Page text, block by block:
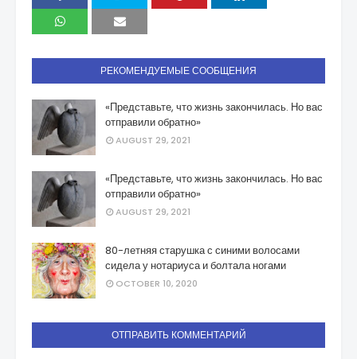
РЕКОМЕНДУЕМЫЕ СООБЩЕНИЯ
«Представьте, что жизнь закончилась. Но вас
отправили обратно»
AUGUST 29, 2021
«Представьте, что жизнь закончилась. Но вас
отправили обратно»
AUGUST 29, 2021
80-летняя старушка с синими волосами
сидела у нотариуса и болтала ногами
OCTOBER 10, 2020
ОТПРАВИТЬ КОММЕНТАРИЙ